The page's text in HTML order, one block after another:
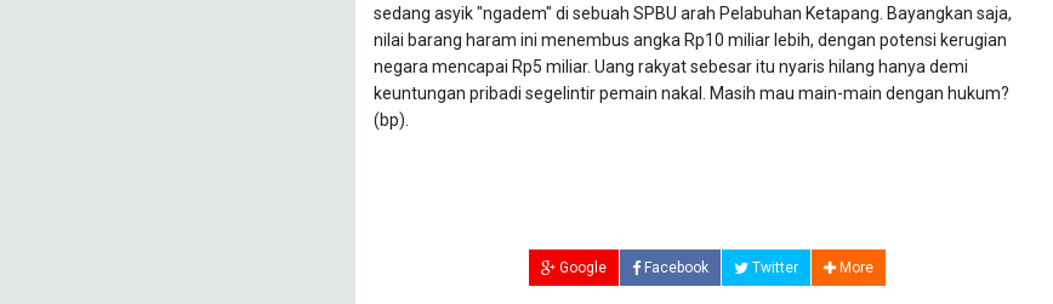
sedang asyik "ngadem" di sebuah SPBU arah Pelabuhan Ketapang. Bayangkan saja,
nilai barang haram ini menembus angka Rp10 miliar lebih, dengan potensi kerugian
negara mencapai Rp5 miliar. Uang rakyat sebesar itu nyaris hilang hanya demi
keuntungan pribadi segelintir pemain nakal. Masih mau main-main dengan hukum?
(bp).
Google Facebook Twitter More